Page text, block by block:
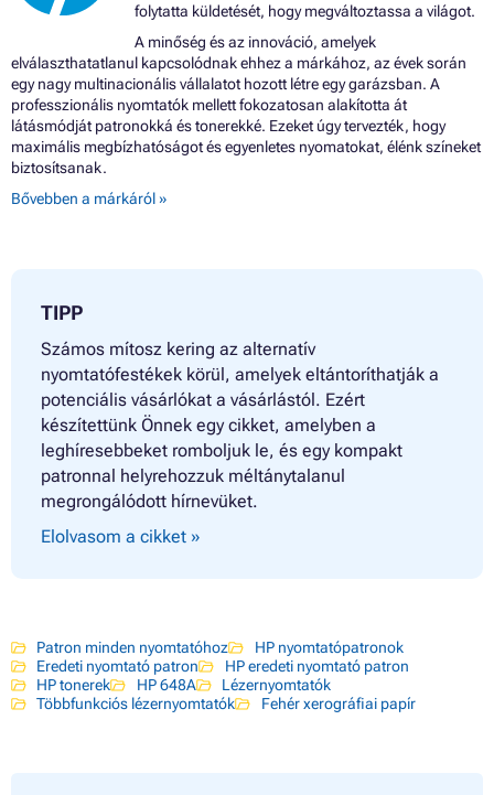
folytatta küldetését, hogy megváltoztassa a világot.
A minőség és az innováció, amelyek
elválaszthatatlanul kapcsolódnak ehhez a márkához, az évek során
egy nagy multinacionális vállalatot hozott létre egy garázsban. A
professzionális nyomtatók mellett fokozatosan alakította át
látásmódját patronokká és tonerekké. Ezeket úgy tervezték, hogy
maximális megbízhatóságot és egyenletes nyomatokat, élénk színeket
biztosítsanak.
Bővebben a márkáról »
TIPP
Számos mítosz kering az alternatív
nyomtatófestékek körül, amelyek eltántoríthatják a
potenciális vásárlókat a vásárlástól. Ezért
készítettünk Önnek egy cikket, amelyben a
leghíresebbeket romboljuk le, és egy kompakt
patronnal helyrehozzuk méltánytalanul
megrongálódott hírnevüket.
Elolvasom a cikket »
Patron minden nyomtatóhoz
HP nyomtatópatronok
Eredeti nyomtató patron
HP eredeti nyomtató patron
HP tonerek
HP 648A
Lézernyomtatók
Többfunkciós lézernyomtatók
Fehér xerográfiai papír